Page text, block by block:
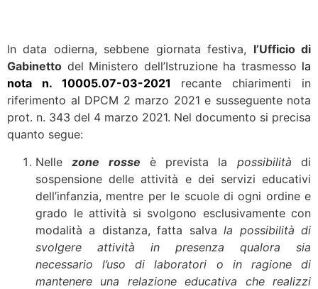
In data odierna, sebbene giornata festiva, l’Ufficio di
Gabinetto del Ministero dell’Istruzione ha trasmesso la
nota n. 10005.07-03-2021 recante chiarimenti in
riferimento al DPCM 2 marzo 2021 e susseguente nota
prot. n. 343 del 4 marzo 2021. Nel documento si precisa
quanto segue:
Nellezone rosse è prevista la possibilità di
sospensione delle attività e dei servizi educativi
dell’infanzia, mentre per le scuole di ogni ordine e
grado le attività si svolgono esclusivamente con
modalità a distanza, fatta salvala possibilità di
svolgere attività in presenza qualora sia
necessario l’uso di laboratori o in ragione di
mantenere una relazione educativa che realizzi